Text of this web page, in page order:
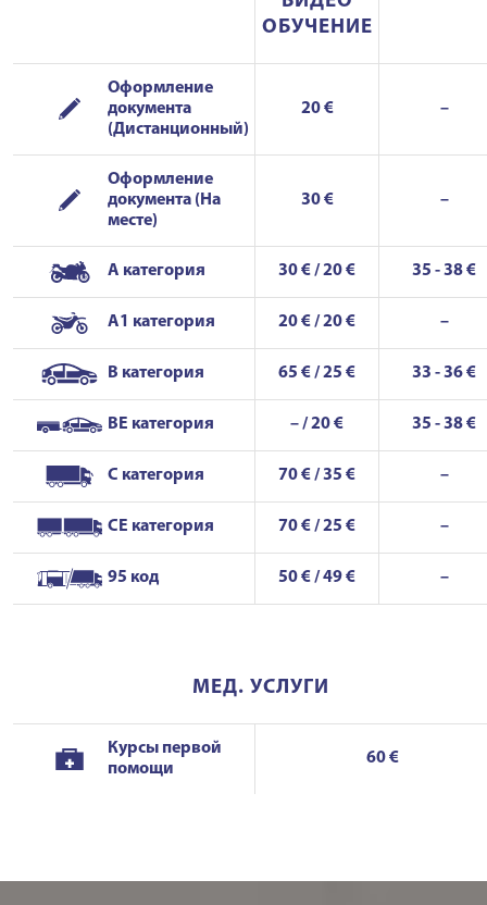
ОБУЧЕНИЕ
Оформление
документа
(Дистанционный)
20 € –
Оформление
документа (На
месте)
30 € –
A категория 30 € / 20 € 35 - 38 €
A1 категория 20 € / 20 € –
B категория 65 € / 25 € 33 - 36 €
BE категория – / 20 € 35 - 38 €
C категория 70 € / 35 € –
CE категория 70 € / 25 € –
95 код 50 € / 49 € –
МЕД. УСЛУГИ
Курсы первой
помощи
60 €